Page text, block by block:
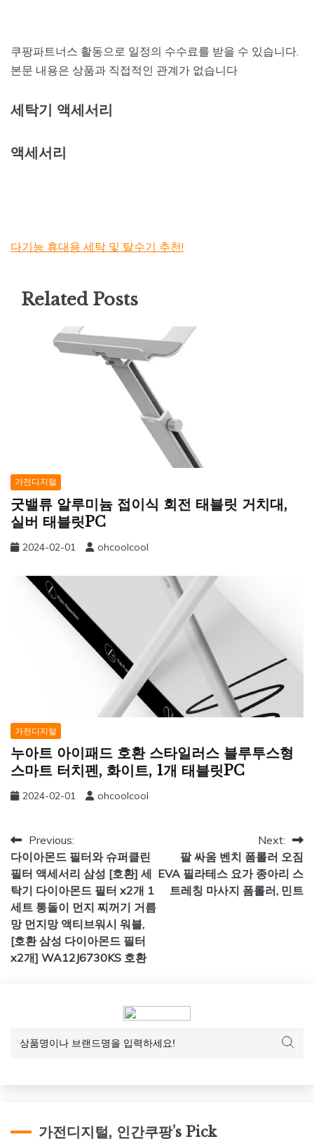
쿠팡파트너스 활동으로 일정의 수수료를 받을 수 있습니다.
본문 내용은 상품과 직접적인 관계가 없습니다
세탁기 액세서리
액세서리
다기능 휴대용 세탁 및 탈수기 추천!
Related Posts
가전디지털
굿밸류 알루미늄 접이식 회전 태블릿 거치대,
실버 태블릿PC
2024-02-01 ohcoolcool
가전디지털
누아트 아이패드 호환 스타일러스 블루투스형
스마트 터치펜, 화이트, 1개 태블릿PC
2024-02-01 ohcoolcool
글
탐
색
Previous:
다이아몬드 필터와 슈퍼클린
필터 액세서리 삼성 [호환] 세
탁기 다이아몬드 필터 x2개 1
세트 통돌이 먼지 찌꺼기 거름
망 먼지망 액티브워시 워블,
[호환 삼성 다이아몬드 필터
x2개] WA12J6730KS 호환
Next:
팔 싸움 벤치 폼롤러 오짐
EVA 필라테스 요가 종아리 스
트레칭 마사지 폼롤러, 민트
가전디지털, 인간쿠팡’s Pick